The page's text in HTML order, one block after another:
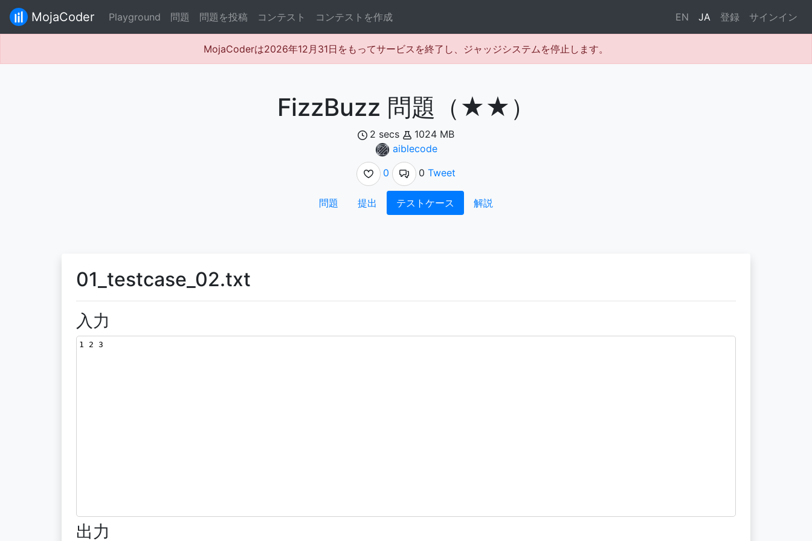
MojaCoder Playground 問題 問題を投稿 コンテスト コンテストを作成 EN JA 登録 サインイン
MojaCoderは2026年12月31日をもってサービスを終了し、ジャッジシステムを停止します。
FizzBuzz 問題（★★）
2 secs
1024 MB
aiblecode
0
0 Tweet
問題 提出 テストケース 解説
01_testcase_02.txt
入力
1 2 3
出力